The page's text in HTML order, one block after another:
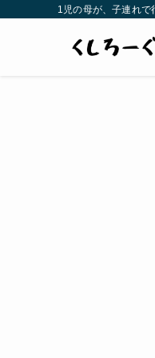
1児の母が、子連れ